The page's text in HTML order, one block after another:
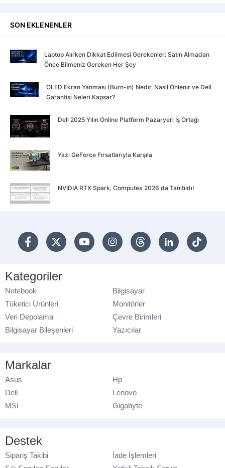
SON EKLENENLER
Laptop Alırken Dikkat Edilmesi Gerekenler: Satın Almadan
Önce Bilmeniz Gereken Her Şey
OLED Ekran Yanması (Burn-in) Nedir, Nasıl Önlenir ve Dell
Garantisi Neleri Kapsar?
Dell 2025 Yılın Online Platform Pazaryeri İş Ortağı
Yazı GeForce Fırsatlarıyla Karşıla
NVIDIA RTX Spark, Computex 2026 da Tanıtıldı!
Kategoriler
Notebook
Bilgisayar
Tüketici Ürünleri
Monitörler
Veri Depolama
Çevre Birimleri
Bilgisayar Bileşenleri
Yazıcılar
Markalar
Asus
Hp
Dell
Lenovo
MSI
Gigabyte
Destek
Sipariş Takibi
İade İşlemleri